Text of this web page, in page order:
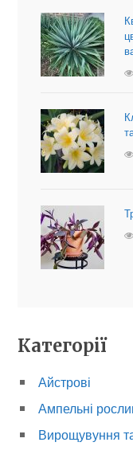
Категорії
Айстрові
Ампельні
Вирощувуння